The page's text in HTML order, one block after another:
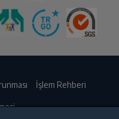
İşlem Rehberi